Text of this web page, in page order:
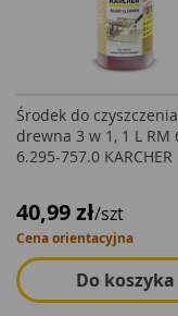
Środek do czyszczenia
drewna 3 w 1, 1 L RM
6.295-757.0 KARCHER
40,99 zł/szt
Cena orientacyjna
Do koszyka